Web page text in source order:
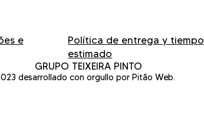
e
Política de entrega y tiempo
estimado
GRUPO TEIXEIRA PINTO
desarrollado con orgullo por Pitão Web.